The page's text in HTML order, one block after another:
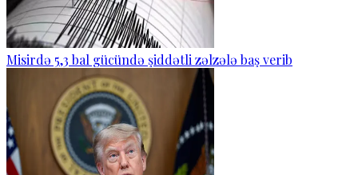
Misirdə 5,3 bal gücündə şiddətli zəlzələ baş verib